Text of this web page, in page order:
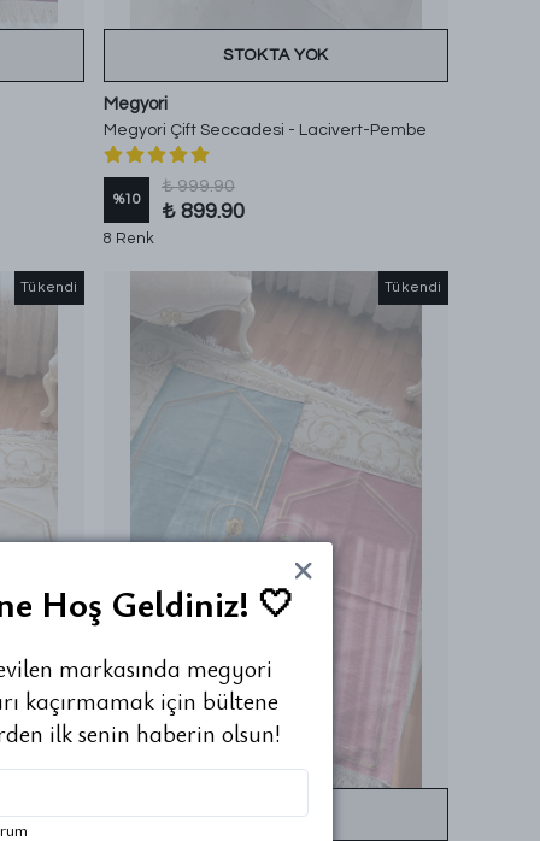
STOKTA YOK
Megyori
Megyori Çift Seccadesi - Lacivert-Pembe
%10
₺ 999.90
₺ 899.90
8 Renk
Tükendi Tükendi
STOKTA YOK
Hoş Geldiniz! 🤍
markasında megyori
kaçırmamak için bültene
ilk senin haberin olsun!